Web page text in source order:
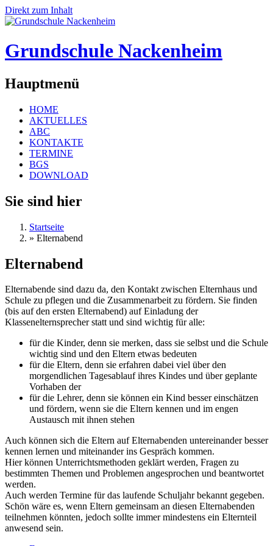
Direkt zum Inhalt
Grundschule Nackenheim
Hauptmenü
HOME
AKTUELLES
ABC
KONTAKTE
TERMINE
BGS
DOWNLOAD
Sie sind hier
Startseite
» Elternabend
Elternabend
Elternabende sind dazu da, den Kontakt zwischen Elternhaus und
Schule zu pflegen und die Zusammenarbeit zu fördern. Sie finden
(bis auf den ersten Elternabend) auf Einladung der
Klassenelternsprecher statt und sind wichtig für alle:
für die Kinder, denn sie merken, dass sie selbst und die Schule
wichtig sind und den Eltern etwas bedeuten
für die Eltern, denn sie erfahren dabei viel über den
morgendlichen Tagesablauf ihres Kindes und über geplante
Vorhaben der
für die Lehrer, denn sie können ein Kind besser einschätzen
und fördern, wenn sie die Eltern kennen und im engen
Austausch mit ihnen stehen
Auch können sich die Eltern auf Elternabenden untereinander besser
kennen lernen und miteinander ins Gespräch kommen.
Hier können Unterrichtsmethoden geklärt werden, Fragen zu
bestimmten Themen und Problemen angesprochen und beantwortet
werden.
Auch werden Termine für das laufende Schuljahr bekannt gegeben.
Schön wäre es, wenn Eltern gemeinsam an diesen Elternabenden
teilnehmen könnten, jedoch sollte immer mindestens ein Elternteil
anwesend sein.